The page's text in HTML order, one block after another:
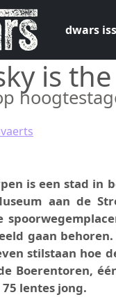
dwars
is
is een stad in
aan de
gaan
stilstaan hoe
Boerentoren,
lentes jong.